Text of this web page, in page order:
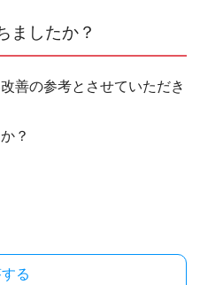
ましたか？
善の参考とさせていただき
？